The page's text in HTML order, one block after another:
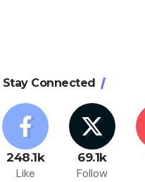
Stay Connected
248.1k
Like
69.1k
Follow